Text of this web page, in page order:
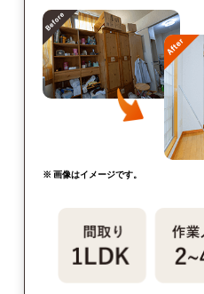
※ 画像はイメージです。